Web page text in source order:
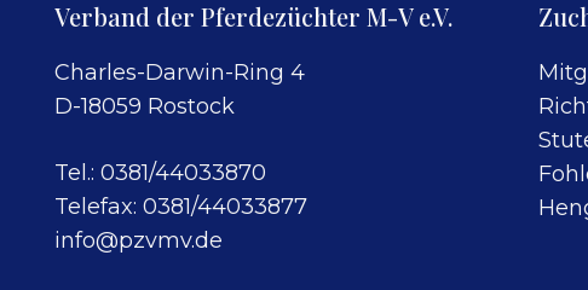
Verband der Pferdezüchter M-V e.V.
Charles-Darwin-Ring 4
D-18059 Rostock
Tel.: 0381/44033870
Telefax: 0381/44033877
info@pzvmv.de